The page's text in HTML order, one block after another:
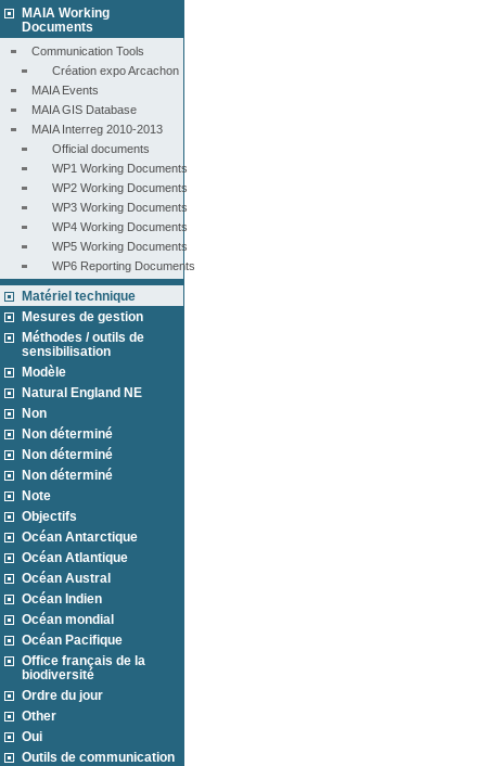
MAIA Working
Documents
Communication Tools
Création expo Arcachon
MAIA Events
MAIA GIS Database
MAIA Interreg 2010-2013
Official documents
WP1 Working Documents
WP2 Working Documents
WP3 Working Documents
WP4 Working Documents
WP5 Working Documents
WP6 Reporting Documents
Matériel technique
Mesures de gestion
Méthodes / outils de
sensibilisation
Modèle
Natural England NE
Non
Non déterminé
Non déterminé
Non déterminé
Note
Objectifs
Océan Antarctique
Océan Atlantique
Océan Austral
Océan Indien
Océan mondial
Océan Pacifique
Office français de la
biodiversité
Ordre du jour
Other
Oui
Outils de communication